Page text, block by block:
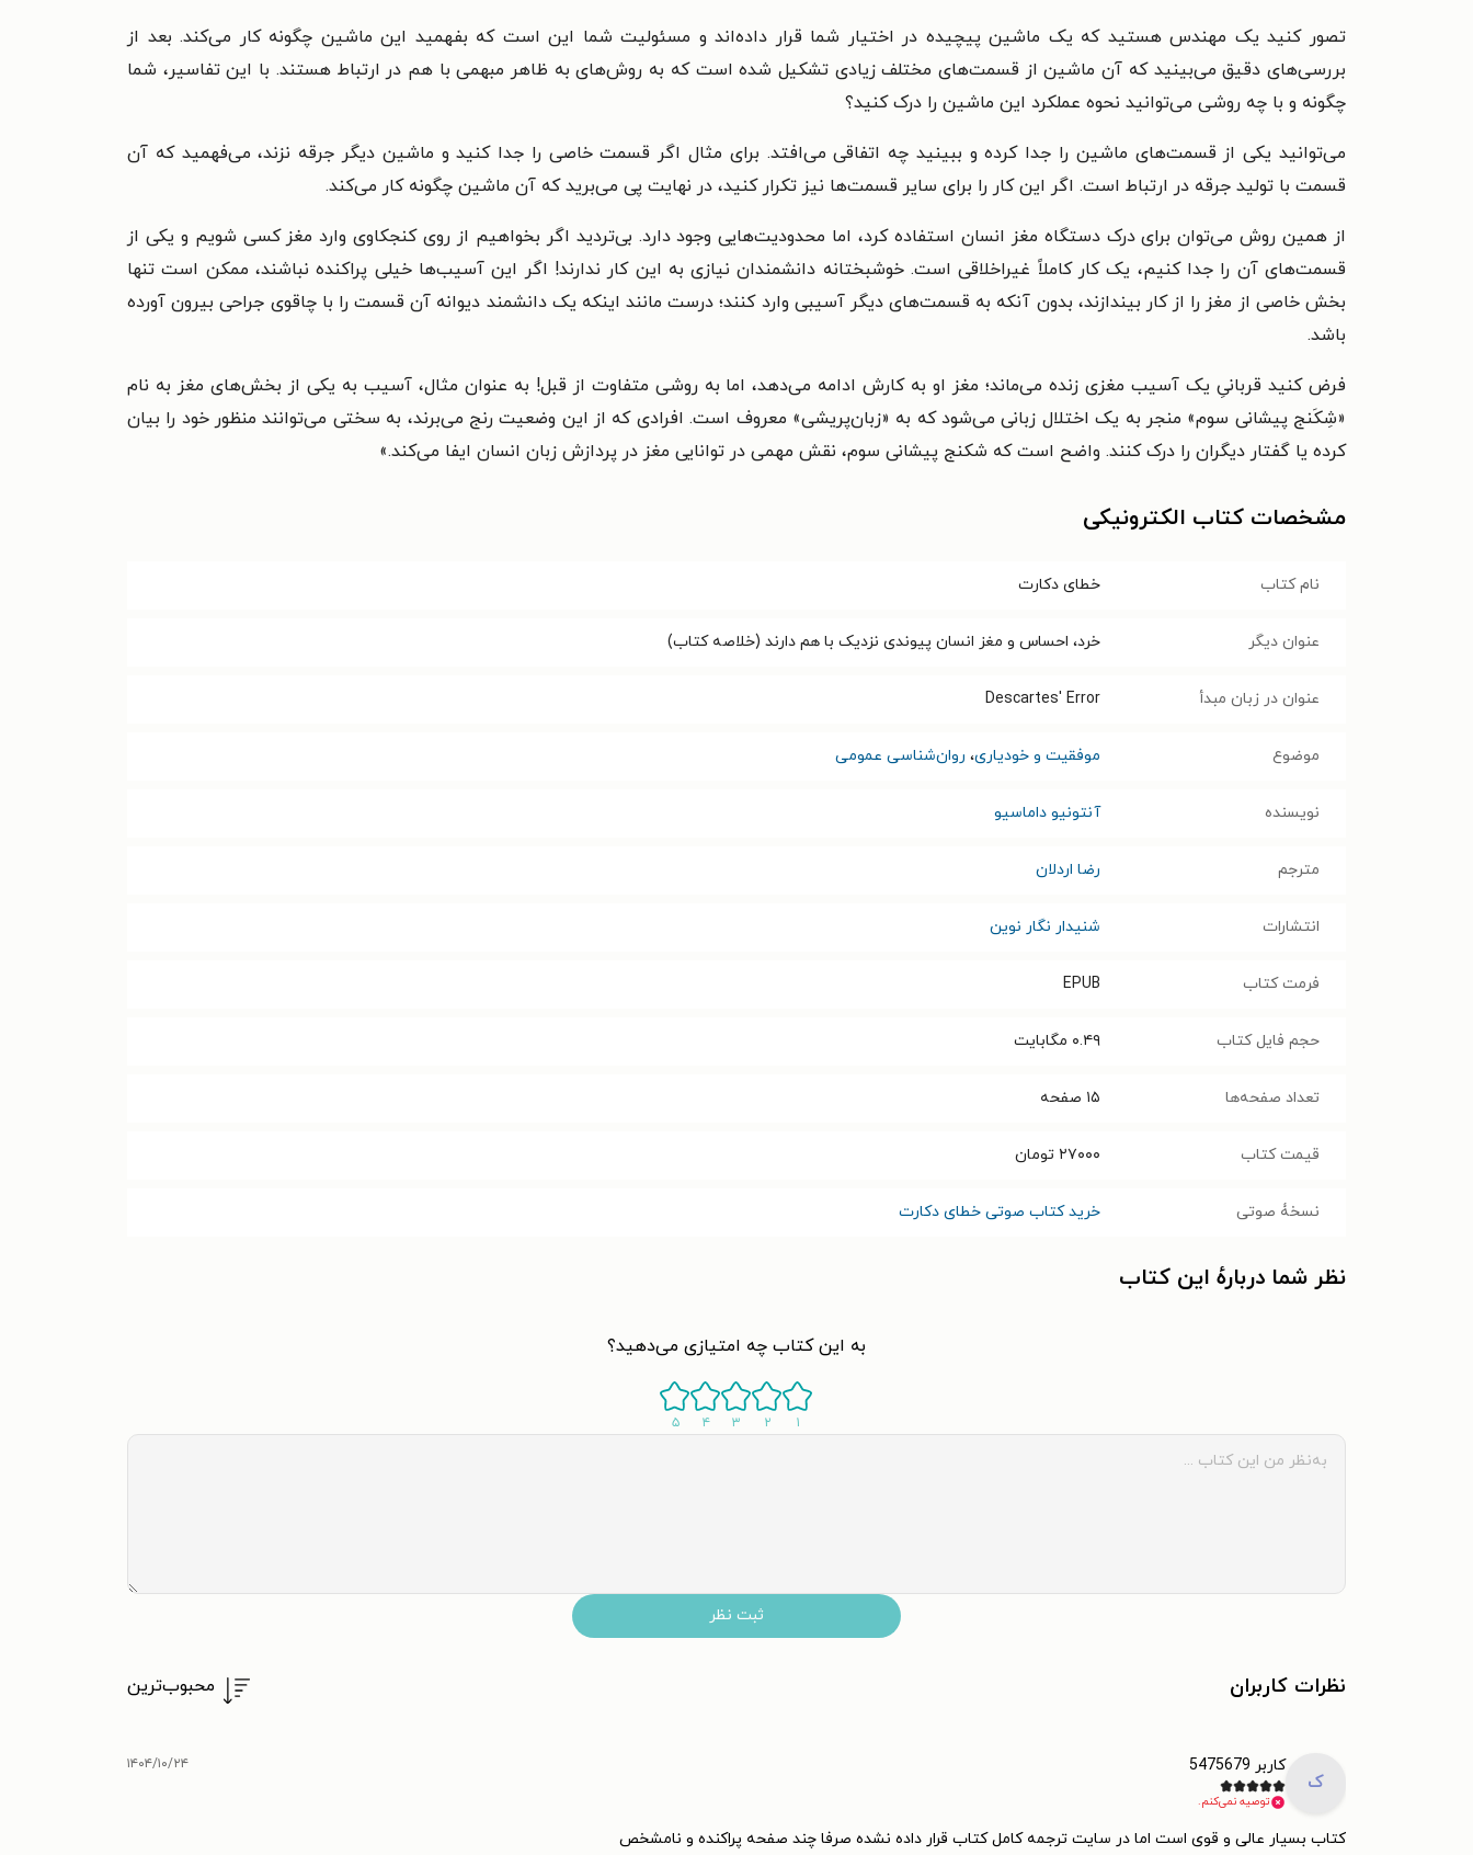
تصور کنید یک مهندس هستید که یک ماشین پیچیده در اختیار شما قرار داده‌اند و مسئولیت شما این است که بفهمید این ماشین چگونه کار می‌کند. بعد از
بررسی‌های دقیق می‌بینید که آن ماشین از قسمت‌های مختلف زیادی تشکیل شده است که به روش‌های به ظاهر مبهمی با هم در ارتباط هستند. با این تفاسیر، شما
چگونه و با چه روشی می‌توانید نحوه عملکرد این ماشین را درک کنید؟
می‌توانید یکی از قسمت‌های ماشین را جدا کرده و ببینید چه اتفاقی می‌افتد. برای مثال اگر قسمت خاصی را جدا کنید و ماشین دیگر جرقه نزند، می‌فهمید که آن
قسمت با تولید جرقه در ارتباط است. اگر این کار را برای سایر قسمت‌ها نیز تکرار کنید، در نهایت پی می‌برید که آن ماشین چگونه کار می‌کند.
از همین روش می‌توان برای درک دستگاه مغز انسان استفاده کرد، اما محدودیت‌هایی وجود دارد. بی‌تردید اگر بخواهیم از روی کنجکاوی وارد مغز کسی شویم و یکی از
قسمت‌های آن را جدا کنیم، یک کار کاملاً غیراخلاقی است. خوشبختانه دانشمندان نیازی به این کار ندارند! اگر این آسیب‌ها خیلی پراکنده نباشند، ممکن است تنها
بخش خاصی از مغز را از کار بیندازند، بدون آنکه به قسمت‌های دیگر آسیبی وارد کنند؛ درست مانند اینکه یک دانشمند دیوانه آن قسمت را با چاقوی جراحی بیرون آورده
باشد.
فرض کنید قربانیِ یک آسیب مغزی زنده می‌ماند؛ مغز او به کارش ادامه می‌دهد، اما به روشی متفاوت از قبل! به عنوان مثال، آسیب به یکی از بخش‌های مغز به نام
«شِکَنج پیشانی سوم» منجر به یک اختلال زبانی می‌شود که به «زبان‌پریشی» معروف است. افرادی که از این وضعیت رنج می‌برند، به سختی می‌توانند منظور خود را بیان
کرده یا گفتار دیگران را درک کنند. واضح است که شکنج پیشانی سوم، نقش مهمی در توانایی مغز در پردازش زبان انسان ایفا می‌کند.»
مشخصات کتاب الکترونیکی
نام کتاب خطای دکارت
عنوان دیگر خرد، احساس و مغز انسان پیوندی نزدیک با هم دارند (خلاصه کتاب)
عنوان در زبان مبدأ Descartes' Error
موضوع موفقیت و خودیاری، روان‌شناسی عمومی
نویسنده آنتونیو داماسیو
مترجم رضا اردلان
انتشارات شنیدار نگار نوین
فرمت کتاب EPUB
حجم فایل کتاب ۰.۴۹ مگابایت
تعداد صفحه‌ها ۱۵ صفحه
قیمت کتاب ۲۷۰۰۰ تومان
نسخۀ صوتی خرید کتاب صوتی خطای دکارت
نظر شما دربارهٔ این کتاب
به این کتاب چه امتیازی می‌دهید؟
۱ ۲ ۳ ۴ ۵
ثبت نظر
نظرات کاربران محبوب‌ترین
ک
کاربر 5475679
توصیه نمی‌کنم.
۱۴۰۴/۱۰/۲۴
کتاب بسیار عالی و قوی است اما در سایت ترجمه کامل کتاب قرار داده نشده صرفا چند صفحه پراکنده و نامشخص